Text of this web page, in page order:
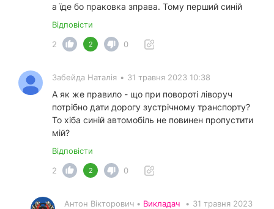
а їде бо праковка зправа. Тому перший синій
Відповісти
2
2 0
Забейда Наталія • 31 травня 2023 10:38
А як же правило - що при повороті ліворуч
потрібно дати дорогу зустрічному транспорту?
То хіба синій автомобіль не повинен пропустити
мій?
Відповісти
2
2 0
Антон Вікторович • Викладач • 31 травня 2023